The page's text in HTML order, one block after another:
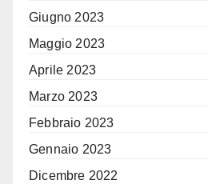
Giugno 2023
Maggio 2023
Aprile 2023
Marzo 2023
Febbraio 2023
Gennaio 2023
Dicembre 2022